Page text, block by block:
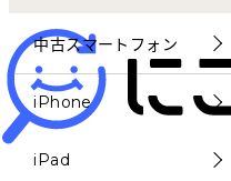
マイページ
中古スマートフォン
iPhone
iPad